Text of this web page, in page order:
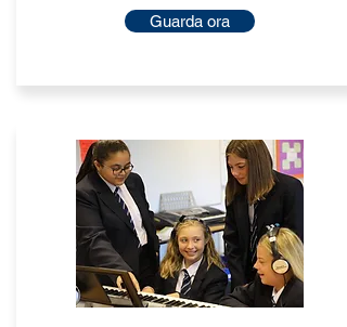
Guarda ora